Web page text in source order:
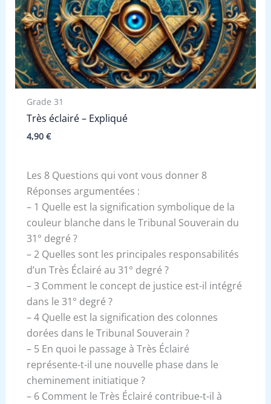
Grade 31
Très éclairé – Expliqué
4,90 €
Les 8 Questions qui vont vous donner 8
Réponses argumentées :
– 1 Quelle est la signification symbolique de la
couleur blanche dans le Tribunal Souverain du
31° degré ?
– 2 Quelles sont les principales responsabilités
d’un Très Éclairé au 31° degré ?
– 3 Comment le concept de justice est-il intégré
dans le 31° degré ?
– 4 Quelle est la signification des colonnes
dorées dans le Tribunal Souverain ?
– 5 En quoi le passage à Très Éclairé
représente-t-il une nouvelle phase dans le
cheminement initiatique ?
– 6 Comment le Très Éclairé contribue-t-il à